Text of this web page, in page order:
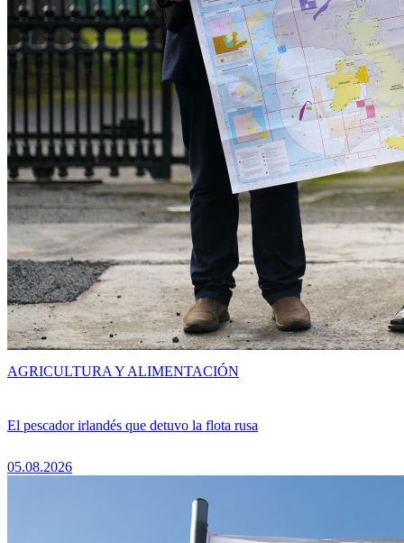
El pescador irlandés que detuvo la flota rusa
05.08.2026
AGRICULTURA Y ALIMENTACIÓN